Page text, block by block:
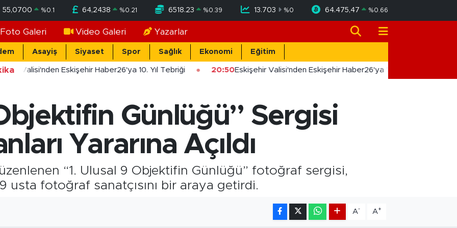
55,0700 %0.1 64,2438 %0.21 6518.23 %0.39 13.703 %0 64.475,47 %0.66
Foto Galeri Video Galeri Yazarlar
Asayiş Siyaset Spor Sağlık Ekonomi Eğitim
Valisi'nden Eskişehir Haber26'ya 10. Yıl Tebriği 20:50Eskişehir Valisi'nden Eskişehir Haber26'ya 10. Yıl Tebriği
Günlüğü” Sergisi
Yararına Açıldı
“1. Ulusal 9 Objektifin Günlüğü” fotoğraf sergisi,
usta fotoğraf sanatçısını bir araya getirdi.
A- A+